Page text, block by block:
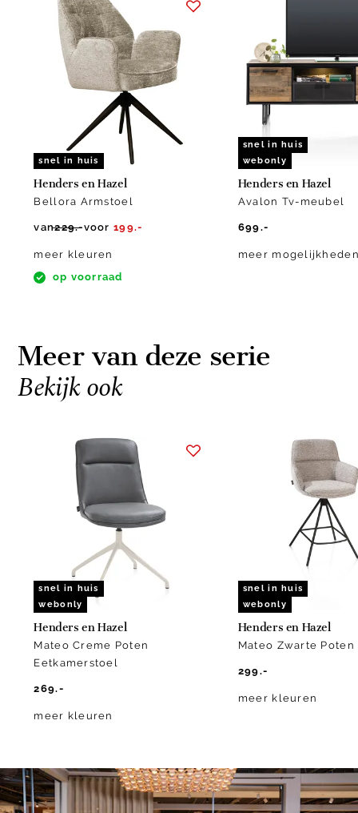
snel in huis
Henders en Hazel
Bellora Armstoel
van229.-voor 199.-
meer kleuren
op voorraad
snel in huis
webonly
Henders en Hazel
Avalon Tv-meubel
699.-
meer
Meer van deze serie
Bekijk ook
snel in huis
webonly
Henders en Hazel
Mateo Creme Poten
Eetkamerstoel
269.-
meer kleuren
snel in huis
webonly
Henders en Hazel
Mateo Zwarte
299.-
meer kleuren